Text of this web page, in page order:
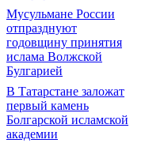
Мусульмане России
отпразднуют
годовщину принятия
ислама Волжской
Булгарией
В Татарстане заложат
первый камень
Болгарской исламской
академии